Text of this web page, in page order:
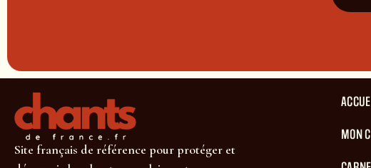
Site français de référence pour protéger et
MON